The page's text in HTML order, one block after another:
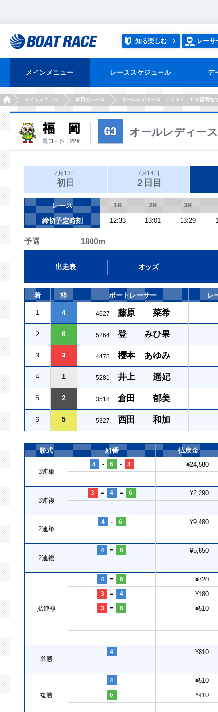
知る楽しむ レーサ
メインメニュー レーススケジュール デ
HOMEメインメニュー 本日のレース オールレディース ＬＯＶＥ ＦＭ福岡な
オールレディー
7月13日
初日
7月14日
２日目
レース 1R 2R 3R
締切予定時刻 12:33 13:01 13:29
予選 1800m
出走表 オッズ
着 枠 ボートレーサー レ
１ 4 4627 藤原 菜希
２ 6 5264 登 みひ果
３ 3 4478 櫻本 あゆみ
４ 1 5281 井上 遥妃
５ 2 3518 倉田 郁美
６ 5 5327 西田 和加
勝式 組番 払戻金
3連単
4 - 6 - 3 ¥24,580
3連複
3 = 4 = 6 ¥2,290
2連単
4 - 6 ¥9,480
2連複
4 = 6 ¥5,850
拡連複
4 = 6 ¥720
3 = 4 ¥180
3 = 6 ¥510
単勝
4 ¥810
複勝
4 ¥510
6 ¥410